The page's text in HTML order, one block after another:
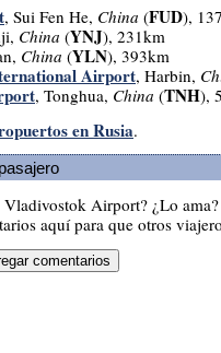
, Sui Fen He, China (FUD),
China (YNJ), 231km
China (YLN), 393km
Airport, Harbin,
, Tonghua, China (TNH),
en Rusia.
Airport? ¿Lo
aquí para que otros